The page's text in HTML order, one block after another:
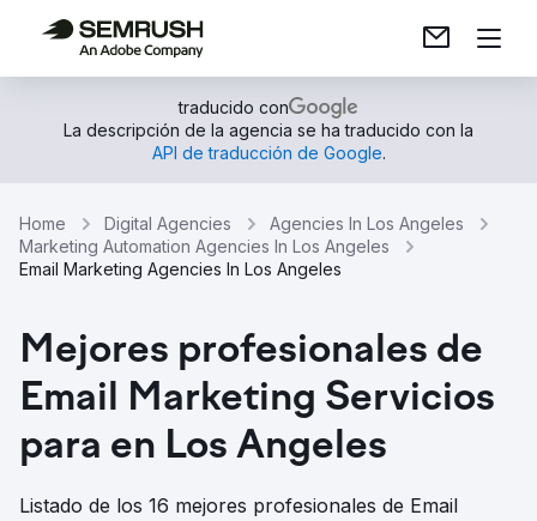
traducido con
La descripción de la agencia se ha traducido con la
API de traducción de Google.
Home Digital Agencies
Agencies In Los Angeles
Marketing Automation Agencies In Los Angeles
Email Marketing Agencies In Los Angeles
Mejores profesionales de
Email Marketing Servicios
para en Los Angeles
Listado de los 16 mejores profesionales de Email